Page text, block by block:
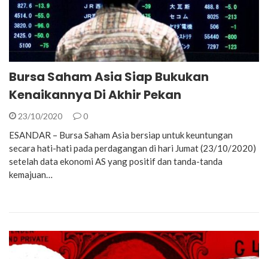
Bursa Saham Asia Siap Bukukan
Kenaikannya Di Akhir Pekan
23/10/2020 0
ESANDAR – Bursa Saham Asia bersiap untuk keuntungan
secara hati-hati pada perdagangan di hari Jumat (23/10/2020)
setelah data ekonomi AS yang positif dan tanda-tanda
kemajuan…